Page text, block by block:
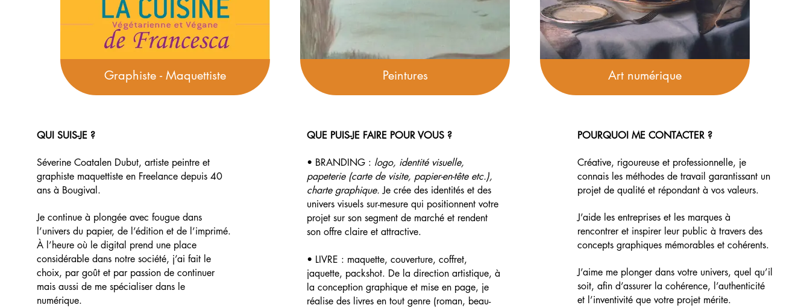
Graphiste - Maquettiste Peintures Art numérique
QUI SUIS-JE ?
Séverine Coatalen Dubut, artiste peintre et
graphiste maquettiste en Freelance depuis 40
ans à Bougival.
Je continue à plongée avec fougue dans
l’univers du papier, de l’édition et de l’imprimé.
À l’heure où le digital prend une place
considérable dans notre société, j’ai fait le
choix, par goût et par passion de continuer
mais aussi de me spécialiser dans le
numérique.
QUE PUIS-JE FAIRE POUR VOUS ?
• BRANDING : logo, identité visuelle,
papeterie (carte de visite, papier-en-tête etc.),
charte graphique. Je crée des identités et des
univers visuels sur-mesure qui positionnent votre
projet sur son segment de marché et rendent
son offre claire et attractive.
• LIVRE : maquette, couverture, coffret,
jaquette, packshot. De la direction artistique, à
la conception graphique et mise en page, je
réalise des livres en tout genre (roman, beau-
POURQUOI ME CONTACTER ?
Créative, rigoureuse et professionnelle, je
connais les méthodes de travail garantissant un
projet de qualité et répondant à vos valeurs.
J’aide les entreprises et les marques à
rencontrer et inspirer leur public à travers des
concepts graphiques mémorables et cohérents.
J’aime me plonger dans votre univers, quel qu’il
soit, afin d’assurer la cohérence, l’authenticité
et l’inventivité que votre projet mérite.